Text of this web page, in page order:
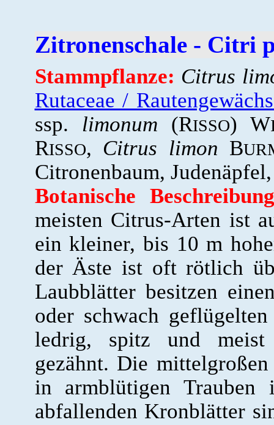
Zitronenschale - Citri
Stammpflanze: Citrus
Rutaceae /
ssp. limonum (RISSO) W
RISSO, Citrus limon B
Citronenbaum,
Botanische
meisten Citrus-Arten ist
ein kleiner, bis 10 m
der Äste ist oft rötlich
Laubblätter besitzen
oder schwach
ledrig, spitz und meist
gezähnt. Die
in armblütigen
abfallenden Kronblätter